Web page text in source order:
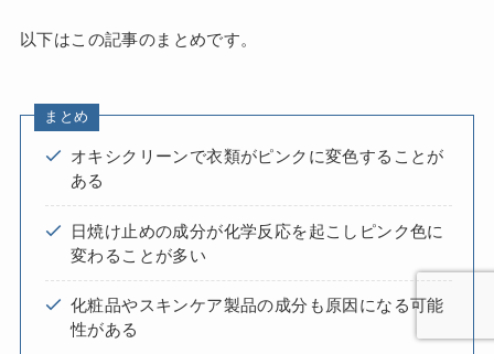
以下はこの記事のまとめです。
まとめ
オキシクリーンで衣類がピンクに変色することが
ある
日焼け止めの成分が化学反応を起こしピンク色に
変わることが多い
化粧品やスキンケア製品の成分も原因になる可能
性がある